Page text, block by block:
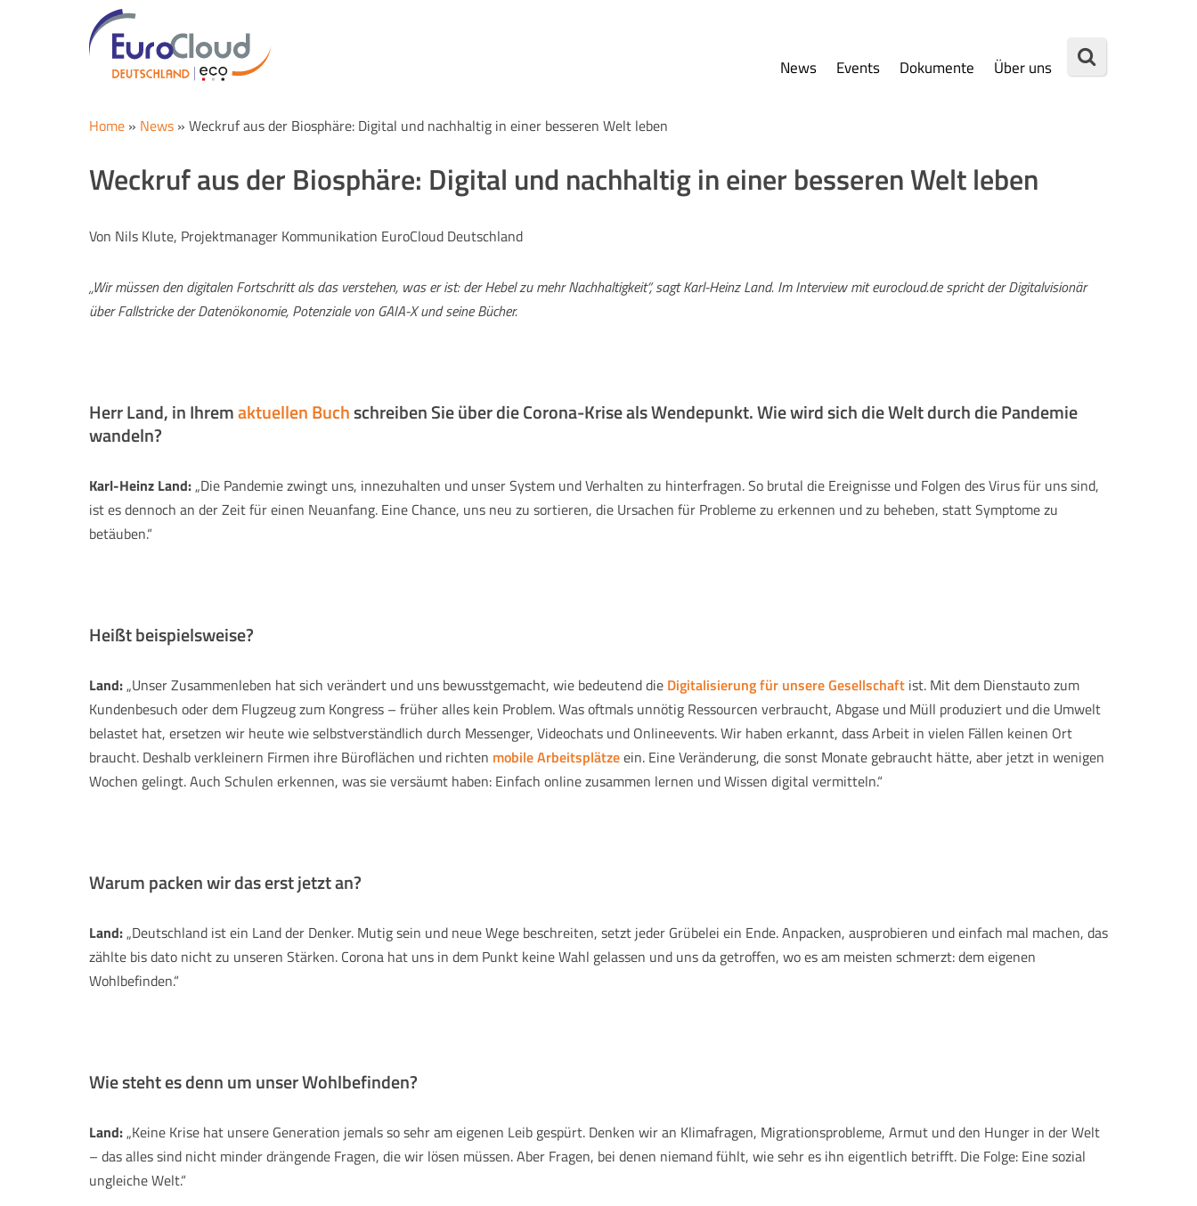
News Events Dokumente Über uns
Home » News » Weckruf aus der Biosphäre: Digital und nachhaltig in einer besseren Welt leben
Weckruf aus der Biosphäre: Digital und nachhaltig in einer besseren Welt leben
Von Nils Klute, Projektmanager Kommunikation EuroCloud Deutschland
„Wir müssen den digitalen Fortschritt als das verstehen, was er ist: der Hebel zu mehr Nachhaltigkeit“, sagt Karl-Heinz Land. Im Interview mit eurocloud.de spricht der Digitalvisionär
über Fallstricke der Datenökonomie, Potenziale von GAIA-X und seine Bücher.
Herr Land, in Ihremaktuellen Buchschreiben Sie über die Corona-Krise als Wendepunkt. Wie wird sich die Welt durch die Pandemie
wandeln?
Karl-Heinz Land:„Die Pandemie zwingt uns, innezuhalten und unser System und Verhalten zu hinterfragen. So brutal die Ereignisse und Folgen des Virus für uns sind,
ist es dennoch an der Zeit für einen Neuanfang. Eine Chance, uns neu zu sortieren, die Ursachen für Probleme zu erkennen und zu beheben, statt Symptome zu
betäuben.“
Heißt beispielsweise?
Land:„Unser Zusammenleben hat sich verändert und uns bewusstgemacht, wie bedeutend die Digitalisierung für unsere Gesellschaft ist. Mit dem Dienstauto zum
Kundenbesuch oder dem Flugzeug zum Kongress – früher alles kein Problem. Was oftmals unnötig Ressourcen verbraucht, Abgase und Müll produziert und die Umwelt
belastet hat, ersetzen wir heute wie selbstverständlich durch Messenger, Videochats und Onlineevents. Wir haben erkannt, dass Arbeit in vielen Fällen keinen Ort
braucht. Deshalb verkleinern Firmen ihre Büroflächen und richten mobile Arbeitsplätzeein. Eine Veränderung, die sonst Monate gebraucht hätte, aber jetzt in wenigen
Wochen gelingt. Auch Schulen erkennen, was sie versäumt haben: Einfach online zusammen lernen und Wissen digital vermitteln.“
Warum packen wir das erst jetzt an?
Land:„Deutschland ist ein Land der Denker. Mutig sein und neue Wege beschreiten, setzt jeder Grübelei ein Ende. Anpacken, ausprobieren und einfach mal machen, das
zählte bis dato nicht zu unseren Stärken. Corona hat uns in dem Punkt keine Wahl gelassen und uns da getroffen, wo es am meisten schmerzt: dem eigenen
Wohlbefinden.“
Wie steht es denn um unser Wohlbefinden?
Land:„Keine Krise hat unsere Generation jemals so sehr am eigenen Leib gespürt. Denken wir an Klimafragen, Migrationsprobleme, Armut und den Hunger in der Welt
– das alles sind nicht minder drängende Fragen, die wir lösen müssen. Aber Fragen, bei denen niemand fühlt, wie sehr es ihn eigentlich betrifft. Die Folge: Eine sozial
ungleiche Welt.“